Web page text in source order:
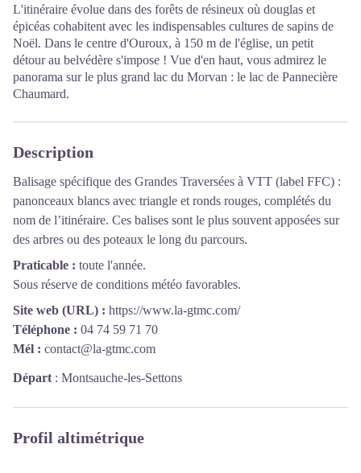
L'itinéraire évolue dans des forêts de résineux où douglas et
épicéas cohabitent avec les indispensables cultures de sapins de
Noël. Dans le centre d'Ouroux, à 150 m de l'église, un petit
détour au belvédère s'impose ! Vue d'en haut, vous admirez le
panorama sur le plus grand lac du Morvan : le lac de Pannecière
Chaumard.
Description
Balisage spécifique des Grandes Traversées à VTT (label FFC) :
panonceaux blancs avec triangle et ronds rouges, complétés du
nom de l’itinéraire. Ces balises sont le plus souvent apposées sur
des arbres ou des poteaux le long du parcours.
Praticable : toute l'année.
Sous réserve de conditions météo favorables.
Site web (URL) : https://www.la-gtmc.com/
Téléphone : 04 74 59 71 70
Mél : contact@la-gtmc.com
Départ : Montsauche-les-Settons
Profil altimétrique